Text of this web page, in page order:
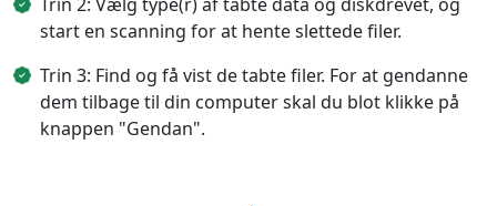
start en scanning for at hente slettede filer.
Trin 3: Find og få vist de tabte filer. For at gendanne
dem tilbage til din computer skal du blot klikke på
knappen "Gendan".